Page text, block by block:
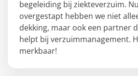
begeleiding bij ziekteverzuim.
overgestapt hebben we niet
dekking, maar ook een partner
helpt bij verzuimmanagement.
merkbaar!